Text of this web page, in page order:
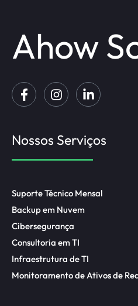
Ahow
Nossos Serviços
Suporte Técnico Mensal
Backup em Nuvem
Cibersegurança
Consultoria em TI
Infraestrutura de TI
Monitoramento de Ativos de